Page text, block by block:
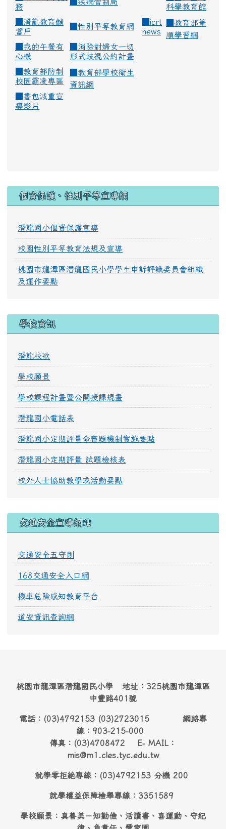
務
疾病管制局
科學教育館
潛龍教育儲
蓄戶
性別平等教育網
icrt
news
教育部筆
順學習網
我的午餐有
心機
消除對婦女一切
形式歧視公約計畫
教育部防制
校園霸凌專區
教育部學校衛生
資訊網
書包減重宣
導影片
個資保護、性別平等宣導網
潛龍國小個資保護宣導
校園性別平等教育法規及宣導
桃園市龍潭區潛龍國民小學學生申訴評議委員會組織
及運作要點
學校資訊
潛龍校歌
學校願景
學校課程計畫暨公開授課規畫
潛龍國小電話表
潛龍國小定期評量命審題機制實施要點
潛龍國小定期評量 試題檢核表
校外人士協助教學或活動要點
交通安全宣導網站
交通安全五守則
168交通安全入口網
機車危險感知教育平台
道安資訊查詢網
桃園市龍潭區潛龍國民小學 地址：325桃園市龍潭區
中豐路401號
電話：(03)4792153 (03)2723015 網路專
線：903-215-000
傳真：(03)4708472 E- MAIL：
mis@m1.cles.tyc.edu.tw
就學零拒絶專線：(03)4792153 分機 200
就學權益保障檢舉專線：3351589
學校願景：真善美－知勤儉、活讀書、喜運動、守紀